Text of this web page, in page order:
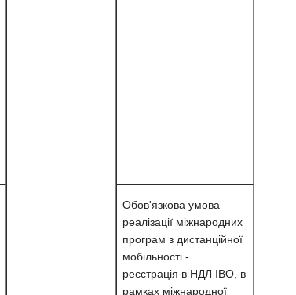
Обов'язкова умова
реалізації міжнародних
програм з дистанційної
мобільності -
реєстрація в НДЛ ІВО, в
рамках міжнародної